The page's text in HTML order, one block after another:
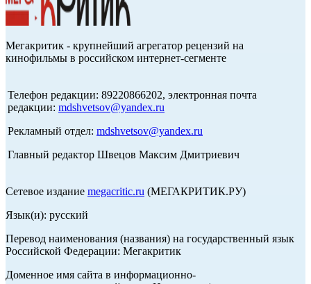
Мегакритик - крупнейший агрегатор рецензий на
кинофильмы в российском интернет-сегменте
Телефон редакции: 89220866202, электронная почта
редакции: mdshvetsov@yandex.ru
Рекламный отдел: mdshvetsov@yandex.ru
Главный редактор Швецов Максим Дмитриевич
Сетевое издание megacritic.ru (МЕГАКРИТИК.РУ)
Язык(и): русский
Перевод наименования (названия) на государственный язык
Российской Федерации: Мегакритик
Доменное имя сайта в информационно-